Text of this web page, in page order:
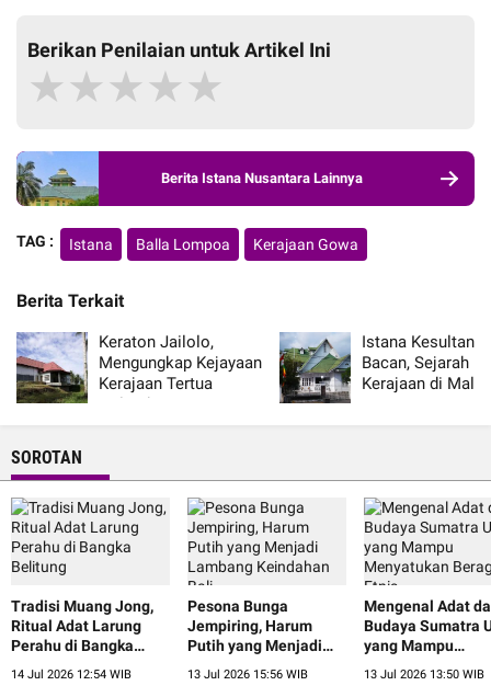
Berikan Penilaian untuk Artikel Ini
★★★★★
Berita Istana Nusantara Lainnya
TAG : Istana Balla Lompoa Kerajaan Gowa
Berita Terkait
Keraton Jailolo,
Mengungkap Kejayaan
Kerajaan Tertua
Halmahera
Istana Kesultanan
Bacan, Sejarah
Kerajaan di
SOROTAN
Tradisi Muang Jong,
Ritual Adat Larung
Perahu di Bangka
Belitung
14 Jul 2026 12:54 WIB
Pesona Bunga
Jempiring, Harum
Putih yang Menjadi
Lambang Keindahan
13 Jul 2026 15:56 WIB
Mengenal Adat
Budaya Sumatra
yang Mampu
Menyatukan
13 Jul 2026 13:50 WIB